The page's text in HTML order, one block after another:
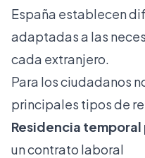
España establecen
adaptadas a las
cada extranjero.
Para los ciudadanos
principales tipos de
Residencia
un contrato laboral